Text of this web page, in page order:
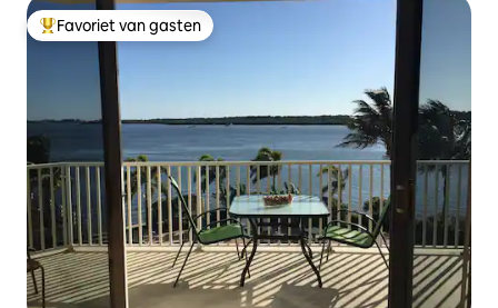
Topfavoriet van gasten
Favoriet van gasten